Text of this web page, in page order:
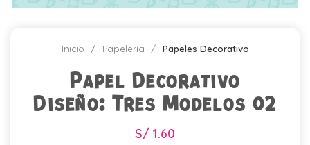
Inicio Papelería Papeles Decorativo
Papel Decorativo
Diseño: Tres Modelos 02
S/ 1.60